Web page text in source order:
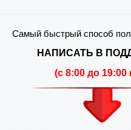
Самый быстрый способ
НАПИСАТЬ В
(c 8:00 до 19:00